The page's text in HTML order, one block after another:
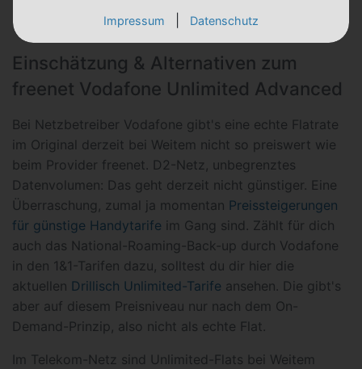
Einschätzung & Alternativen zum
freenet Vodafone Unlimited Advanced
Bei Netzbetreiber Vodafone gibt's eine echte Flatrate
im Original derzeit bei Weitem nicht so preiswert wie
beim Provider freenet. D2-Netz, unbegrenztes
Datenvolumen: Das geht derzeit nicht günstiger. Eine
Überraschung, zumal ja momentan Preissteigerungen
für günstige Handytarife im Gang sind. Zählt für dich
auch das National-Roaming-Back-up durch Vodafone
in den 1&1-Tarifen dazu, solltest du dir hier die
aktuellen Drillisch Unlimited-Tarife ansehen. Die gibt's
aber auf diesem Preisniveau nur nach dem On-
Demand-Prinzip, also nicht als echte Flat.
Im Telekom-Netz sind Unlimited-Flats bei Weitem
Impressum Datenschutz